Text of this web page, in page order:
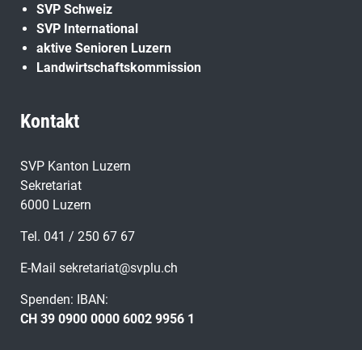
SVP Schweiz
SVP International
aktive Senioren Luzern
Landwirtschaftskommission
Kontakt
SVP Kanton Luzern
Sekretariat
6000 Luzern
Tel. 041 / 250 67 67
E-Mail sekretariat@svplu.ch
Spenden: IBAN:
CH 39 0900 0000 6002 9956 1